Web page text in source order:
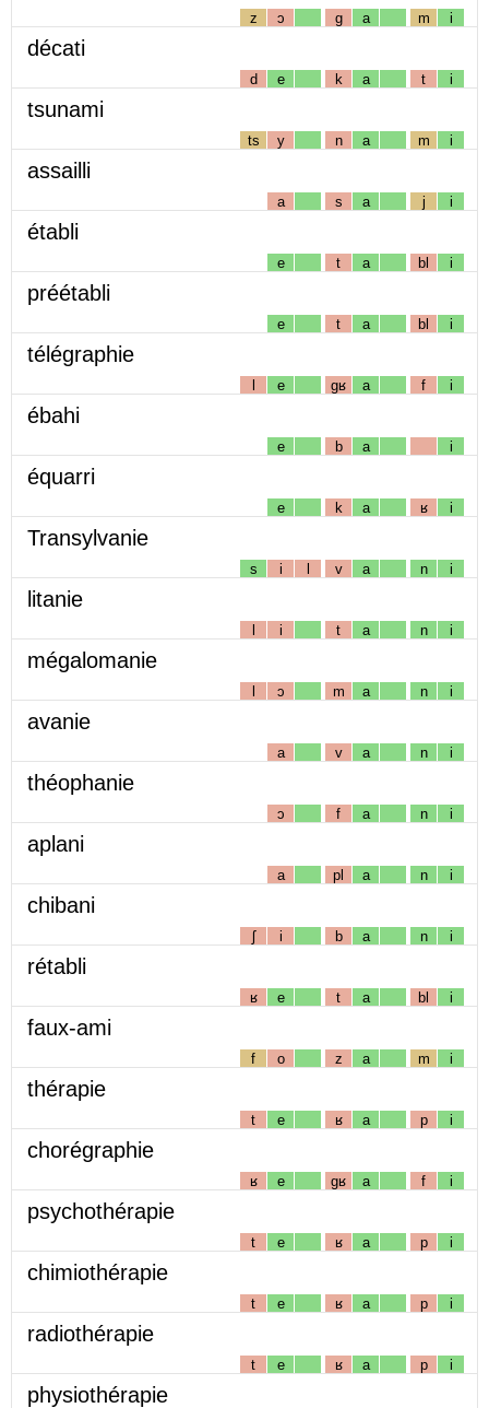
z ɔ g a m i
décati
d e k a t i
tsunami
ts y n a m i
assailli
a s a j i
établi
e t a bl i
préétabli
e t a bl i
télégraphie
l e gʁ a f i
ébahi
e b a i
équarri
e k a ʁ i
Transylvanie
s i l v a n i
litanie
l i t a n i
mégalomanie
l ɔ m a n i
avanie
a v a n i
théophanie
ɔ f a n i
aplani
a pl a n i
chibani
ʃ i b a n i
rétabli
ʁ e t a bl i
faux-ami
f o z a m i
thérapie
t e ʁ a p i
chorégraphie
ʁ e gʁ a f i
psychothérapie
t e ʁ a p i
chimiothérapie
t e ʁ a p i
radiothérapie
t e ʁ a p i
physiothérapie